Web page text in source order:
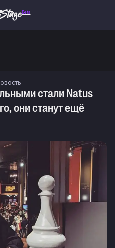
Beta
стали Natus
они станут ещё